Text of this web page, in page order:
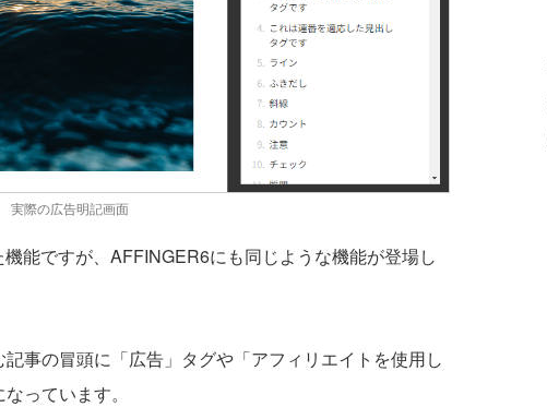
実際の広告明記画面
能ですが、AFFINGER6にも同じような機能が登場し
事の冒頭に「広告」タグや「アフィリエイトを使用し
っています。